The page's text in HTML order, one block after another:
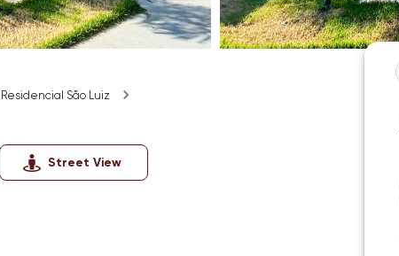
Residencial São Luiz
Street View